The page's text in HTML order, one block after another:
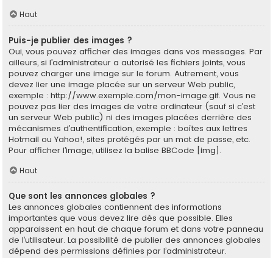
Haut
Puis-je publier des images ?
Oui, vous pouvez afficher des images dans vos messages. Par
ailleurs, si l’administrateur a autorisé les fichiers joints, vous
pouvez charger une image sur le forum. Autrement, vous
devez lier une image placée sur un serveur Web public,
exemple : http://www.exemple.com/mon-image.gif. Vous ne
pouvez pas lier des images de votre ordinateur (sauf si c’est
un serveur Web public) ni des images placées derrière des
mécanismes d’authentification, exemple : boîtes aux lettres
Hotmail ou Yahoo!, sites protégés par un mot de passe, etc.
Pour afficher l’image, utilisez la balise BBCode [img].
Haut
Que sont les annonces globales ?
Les annonces globales contiennent des informations
importantes que vous devez lire dès que possible. Elles
apparaissent en haut de chaque forum et dans votre panneau
de l’utilisateur. La possibilité de publier des annonces globales
dépend des permissions définies par l’administrateur.